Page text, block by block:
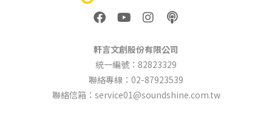
F
a
e
b
o
o
k
Y
o
t
u
b
e
I
n
t
a
g
r
a
P
o
c
a
s
t
軒言文創股份有限公司
統一編號：82823329
聯絡專線：02-87923539
聯絡信箱：service01@soundshine.com.tw